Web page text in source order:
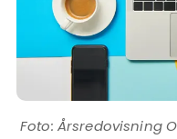
Årsredovisning